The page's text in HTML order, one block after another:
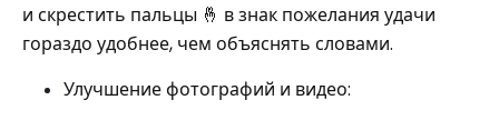
и скрестить пальцы 🤞 в знак пожелания удачи
гораздо удобнее, чем объяснять словами.
Улучшение фотографий и видео: